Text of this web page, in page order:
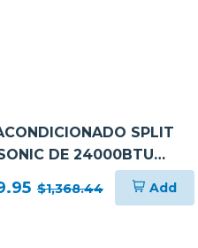
SPLIT
DE 24000BTU
SERIE SU
$1,368.44 Add